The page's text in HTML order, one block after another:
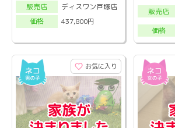
販売店
ディスワン戸塚店
価格
437,800円
販売店
価格
お気に入り